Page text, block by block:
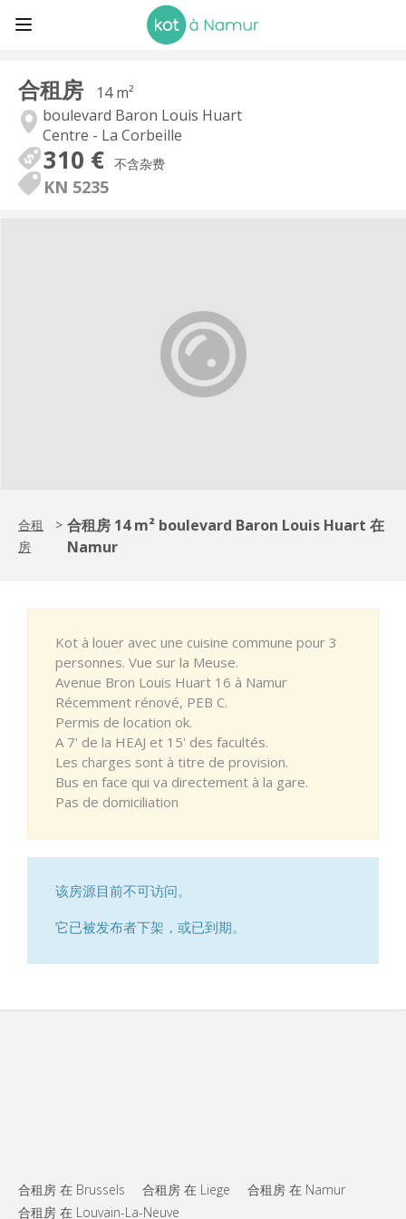
合租房
14 m²
boulevard Baron Louis Huart
Centre - La Corbeille
310 € 不含杂费
KN 5235
合租
房
> 合租房 14 m² boulevard Baron Louis Huart 在
Namur
Kot à louer avec une cuisine commune pour 3
personnes. Vue sur la Meuse.
Avenue Bron Louis Huart 16 à Namur
Récemment rénové, PEB C.
Permis de location ok.
A 7' de la HEAJ et 15' des facultés.
Les charges sont à titre de provision.
Bus en face qui va directement à la gare.
Pas de domiciliation
该房源目前不可访问。
它已被发布者下架，或已到期。
合租房 在 Brussels 合租房 在 Liege
合租房 在 Namur
合租房 在 Louvain-La-Neuve